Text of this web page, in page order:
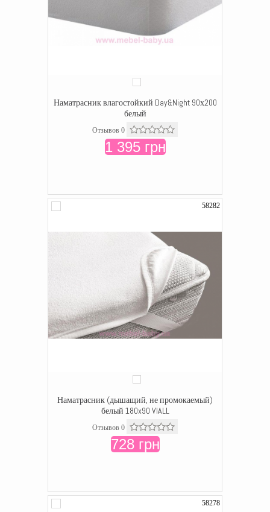
Наматрасник влагостойкий Day&Night 90х200
белый
Отзывов 0
1 395 грн
58282
Наматрасник (дышащий, не промокаемый)
белый 180x90 VIALL
Отзывов 0
728 грн
58278